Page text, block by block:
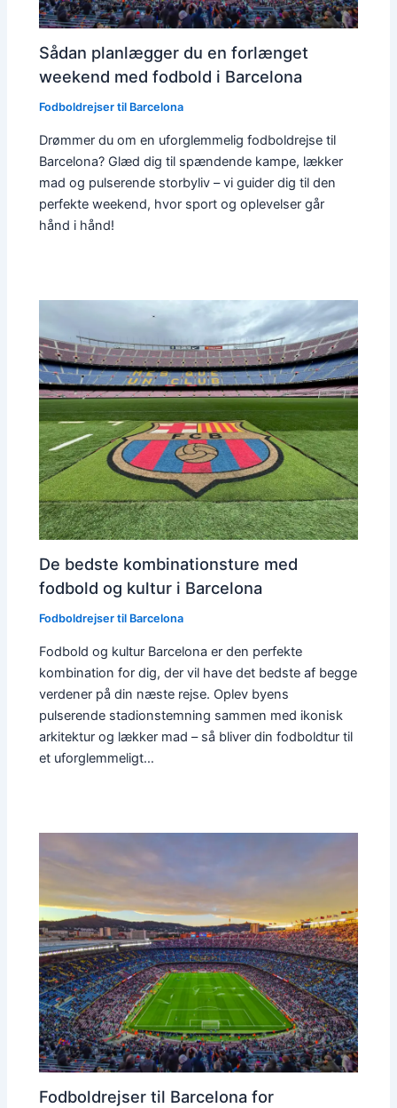
Sådan planlægger du en forlænget
weekend med fodbold i Barcelona
Fodboldrejser til Barcelona
Drømmer du om en uforglemmelig fodboldrejse til
Barcelona? Glæd dig til spændende kampe, lækker
mad og pulserende storbyliv – vi guider dig til den
perfekte weekend, hvor sport og oplevelser går
hånd i hånd!
De bedste kombinationsture med
fodbold og kultur i Barcelona
Fodboldrejser til Barcelona
Fodbold og kultur Barcelona er den perfekte
kombination for dig, der vil have det bedste af begge
verdener på din næste rejse. Oplev byens
pulserende stadionstemning sammen med ikonisk
arkitektur og lækker mad – så bliver din fodboldtur til
et uforglemmeligt…
Fodboldrejser til Barcelona for